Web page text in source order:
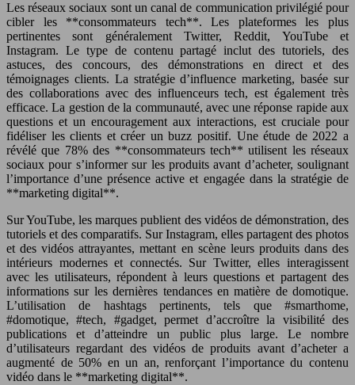
Les réseaux sociaux sont un canal de communication privilégié pour
cibler les **consommateurs tech**. Les plateformes les plus
pertinentes sont généralement Twitter, Reddit, YouTube et
Instagram. Le type de contenu partagé inclut des tutoriels, des
astuces, des concours, des démonstrations en direct et des
témoignages clients. La stratégie d’influence marketing, basée sur
des collaborations avec des influenceurs tech, est également très
efficace. La gestion de la communauté, avec une réponse rapide aux
questions et un encouragement aux interactions, est cruciale pour
fidéliser les clients et créer un buzz positif. Une étude de 2022 a
révélé que 78% des **consommateurs tech** utilisent les réseaux
sociaux pour s’informer sur les produits avant d’acheter, soulignant
l’importance d’une présence active et engagée dans la stratégie de
**marketing digital**.
Sur YouTube, les marques publient des vidéos de démonstration, des
tutoriels et des comparatifs. Sur Instagram, elles partagent des photos
et des vidéos attrayantes, mettant en scène leurs produits dans des
intérieurs modernes et connectés. Sur Twitter, elles interagissent
avec les utilisateurs, répondent à leurs questions et partagent des
informations sur les dernières tendances en matière de domotique.
L’utilisation de hashtags pertinents, tels que #smarthome,
#domotique, #tech, #gadget, permet d’accroître la visibilité des
publications et d’atteindre un public plus large. Le nombre
d’utilisateurs regardant des vidéos de produits avant d’acheter a
augmenté de 50% en un an, renforçant l’importance du contenu
vidéo dans le **marketing digital**.